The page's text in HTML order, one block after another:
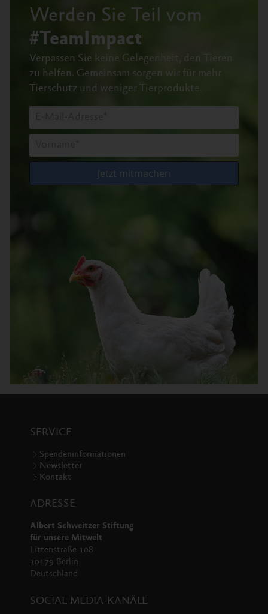
Werden Sie Teil vom
#TeamImpact
Verpassen Sie keine Gelegenheit, den Tieren
zu helfen. Gemeinsam sorgen wir für mehr
Tierschutz und weniger Tierprodukte.
SERVICE
Spendeninformationen
Newsletter
Kontakt
ADRESSE
Albert Schweitzer Stiftung
für unsere Mitwelt
Littenstraße 108
10179 Berlin
Deutschland
SOCIAL-MEDIA-KANÄLE